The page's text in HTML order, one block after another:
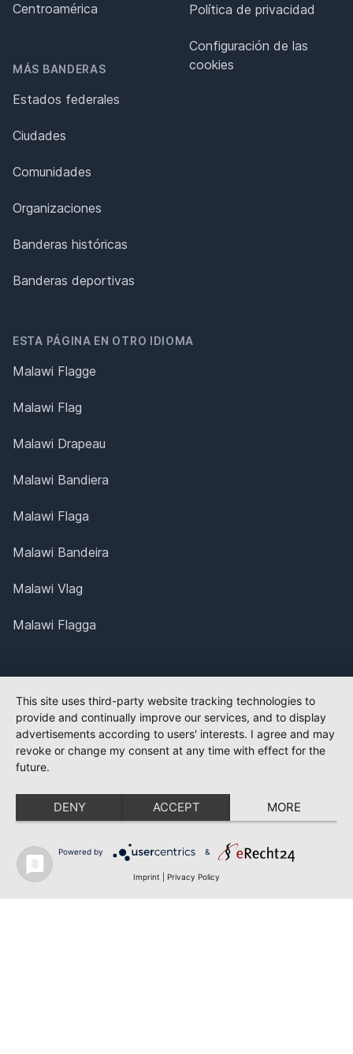
Centroamérica
MÁS BANDERAS
Estados federales
Ciudades
Comunidades
Organizaciones
Banderas históricas
Banderas deportivas
Política de privacidad
Configuración de las
cookies
ESTA PÁGINA EN OTRO IDIOMA
Malawi Flagge
Malawi Flag
Malawi Drapeau
Malawi Bandiera
Malawi Flaga
Malawi Bandeira
Malawi Vlag
Malawi Flagga
This site uses third-party website tracking technologies to
provide and continually improve our services, and to display
advertisements according to users' interests. I agree and may
revoke or change my consent at any time with effect for the
future.
DENY ACCEPT MORE
Powered by &
Imprint Privacy Policy